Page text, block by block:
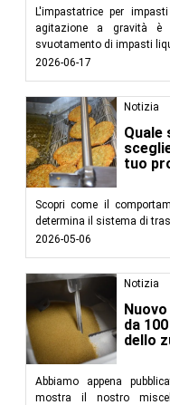
L'impastatrice per
agitazione a gravità è
svuotamento di impasti
2026-06-17
Notizia
tuo
Scopri come il
determina il sistema di
2026-05-06
Notizia
da
dello
Abbiamo appena
mostra il nostro